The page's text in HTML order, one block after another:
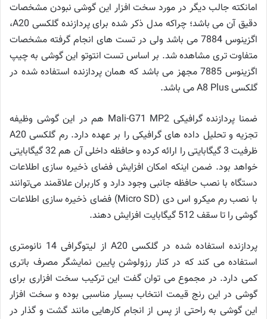
امانکته جالب دیگر در مورد سخت افزار این گوشی نبودن مشخصات
دقیق آن می باشد؛ چراکه مدل ذکر شده برای پردازنده گلکسی A20،
اگزینوس 7884 می باشد ولی در تست های انجام گرفته مشخصات
متفاوت تری مشاهده شد. بر اساس تست انتوتو این گوشی به چیپ
اگزینوس 7885 مجهز می باشد که همان پردازنده استفاده شده در
گلکسی A8 Plus می باشد.
ضمنا پردازنده گرافیکی Mali-G71 MP2 هم در این گوشی وظیفه
تجزیه و تحلیل داده های گرافیکی را بر عهده دارد. رم گلکسی A20
ظرفیت 3 گیگابایتی را ارائه کرده و حافظه داخلی آن هم 32 گیگابایتی
خواهد بود. ضمن اینکه امکان افزایش فضای ذخیره سازی اطلاعات
دستگاه با نصب حافظه جانبی وجود دارد و کاربران علاقمند می‌توانند
با نصب رم میکرو اس دی (Micro SD) فضای ذخیره سازی اطلاعات
گوشی را تا سقف 512 گیگابایت افزایش دهند.
پردازنده استفاده شده در گلکسی A20 از لیتوگرافی 14 نانومتری
استفاده می کند که در کنار رزولوشن پایین نمایشگر مصرف باتری
کمی دارد. در مجموع می توان گفت این ترکیب سخت افزاری برای
گوشی در این رنج قیمت انتخاب بسیار مناسبی بوده و سخت افزار
این گوشی به راحتی از پس از انجام کارهایی مانند گشت و گذار در